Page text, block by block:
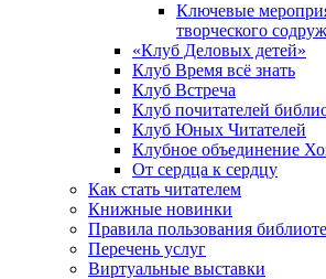
Ключевые
творческого
«Клуб Деловых детей»
Клуб Время всё знать
Клуб Встреча
Клуб почитателей
Клуб Юных Читателей
Клубное объединение
От сердца к сердцу
Как стать читателем
Книжные новинки
Правила пользования
Перечень услуг
Виртуальные выставки